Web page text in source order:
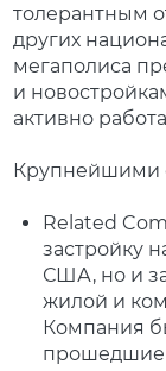
толерантным
других
мегаполиса
и
активно
Крупнейшими
Related
застройку
США, но и
жилой и
Компания
прошедшие